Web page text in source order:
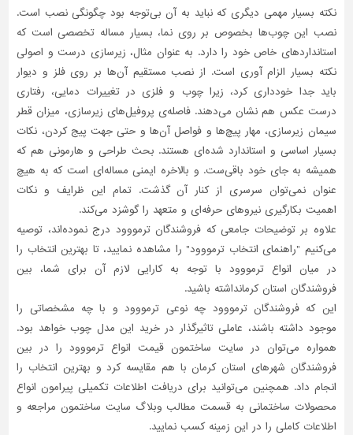
نکته بسیار مهمی دیگری که نباید به آن بی‌توجه بود چگونگی نصب است.
نصب این چوب‌ها بخصوص بر روی نما، بسیار مساله تخصصی ‌است که
استانداردهای خاص خود را دارد. به عنوان مثال، زیرسازی درست و اصولی
نکته بسیار الزام آوری است. از نصب مستقیم آن‌ها بر روی فلز و دیوار
باید جدا خودداری کرد، زیرا چوب و فلزی در تغییرات دمایی، رفتاری
درست عکس هم نشان می‌دهند. فاصله‌ی پروفیل‌های زیرسازی، میزان قطر
سیمان زیرسازی، مهار پیچ‌ها و فواصل آن‌ها و حتی جهت پیج کردن، نکات
بسیار اساسی و استاندارد شده‌ای هستند. بحث طراحی و هارمونی هم که
همیشه به جای خود باقی‌ست. و بالاخره ایمنی مساله‌ای است که به هیچ
عنوان نمی‌توان سرسری از کنار آن گذشت. تمام این ظرایف و نکات
اهمیت بکارگیری نیروهای حرفه‌ای و متعهد را گوشزد می‌کند.
علاوه بر توضیحات جامعی که فروشندگان ترمووود درج نموده‌اند، توصیه
می‌کنیم "راهنمای انتخاب ترمووود" را مشاهده نمایید، تا بهترین انتخاب را
در میان انواع ترمووود با توجه به کارایی لازم آن برای شما، بین
فروشندگان استان کرمانداشته باشید.
این که فروشندگان ترمووود چه نوعی ترمووود و با چه مشخصاتی را
موجود داشته باشند، عاملی تاثیر‌گذار در خرید این مدل چوب خواهد بود.
همواره می‌توان در سایت ساختمون قیمت انواع ترمووود را در بین
فروشندگان شهرهای استان کرمان با هم مقایسه کرد و بهترین انتخاب را
انجام داد. همچنین می‌توانید برای دریافت اطلاعات تکمیلی پیرامون انواع
محصولات ساختمانی به قسمت مطالب وبلاگ سایت ساختمون مراجعه و
اطلاعات کاملی را در این زمینه کسب نمایید.